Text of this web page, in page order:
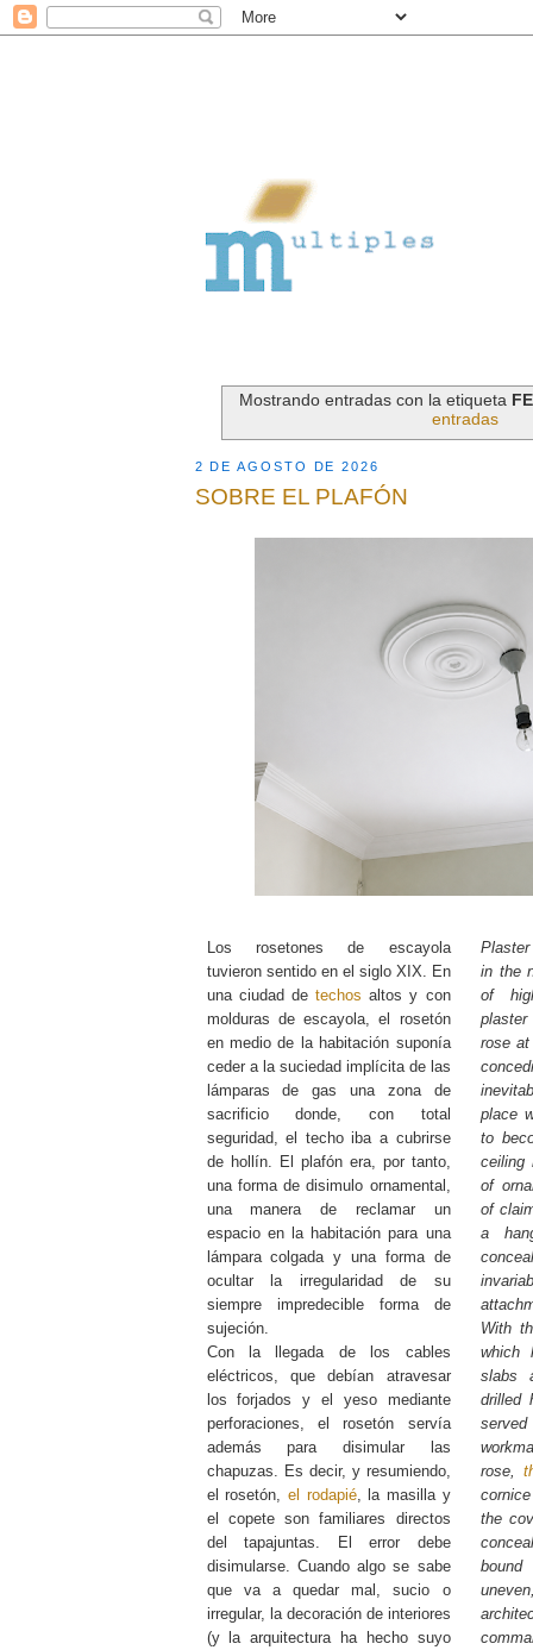
Mostrando entradas con la etiqueta
entradas
2 DE AGOSTO DE 2026
SOBRE EL PLAFÓN
Los rosetones de escayola
tuvieron sentido en el siglo XIX. En
una ciudad detechos altos y con
molduras de escayola, el rosetón
en medio de la habitación suponía
ceder a la suciedad implícita de las
lámparas de gas una zona de
sacrificio donde, con total
seguridad, el techo iba a cubrirse
de hollín. El plafón era, por tanto,
una forma de disimulo ornamental,
una manera de reclamar un
espacio en la habitación para una
lámpara colgada y una forma de
ocultar la irregularidad de su
siempre impredecible forma de
sujeción.
Con la llegada de los cables
eléctricos, que debían atravesar
los forjados y el yeso mediante
perforaciones, el rosetón servía
además para disimular las
chapuzas. Es decir, y resumiendo,
el rosetón, el rodapié, la masilla y
el copete son familiares directos
del tapajuntas. El error debe
disimularse. Cuando algo se sabe
que va a quedar mal, sucio o
irregular, la decoración de interiores
(y la arquitectura ha hecho suyo
in the
of
plaster
rose
place
to
ceiling
of
of
a
With
which
slabs
drilled
rose,
the